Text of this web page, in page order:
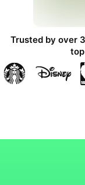
Trusted by over